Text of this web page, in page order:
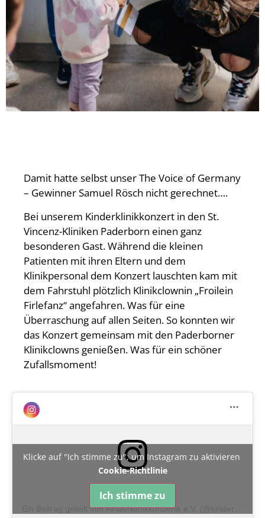
Damit hatte selbst unser The Voice of Germany
– Gewinner Samuel Rösch nicht gerechnet….
Bei unserem Kinderklinikkonzert in den St.
Vincenz-Kliniken Paderborn einen ganz
besonderen Gast. Während die kleinen
Patienten mit ihren Eltern und dem
Klinikpersonal dem Konzert lauschten kam mit
dem Fahrstuhl plötzlich Klinikclownin „Froilein
Firlefanz“ angefahren. Was für eine
Überraschung auf allen Seiten. So konnten wir
das Konzert gemeinsam mit den Paderborner
Klinikclowns genießen. Was für ein schöner
Zufallsmoment!
Klicke auf "Ich stimme zu", um Instagram zu aktivieren
Cookie-Richtlinie
Ich stimme zu